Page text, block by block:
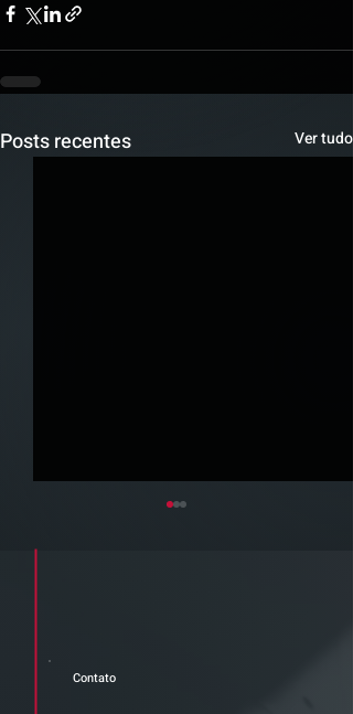
Posts recentes Ver tudo
Grupo de Estudos ZPB -
Contato